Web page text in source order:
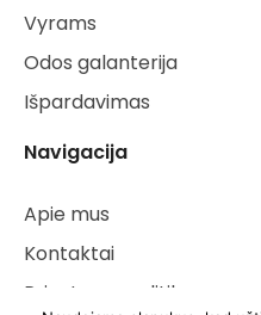
Vyrams
Odos galanterija
Išpardavimas
Navigacija
Apie mus
Kontaktai
Privatumo politika